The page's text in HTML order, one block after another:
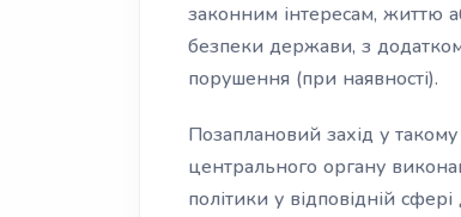
законним інтересам, життю
безпеки держави, з
порушення (при наявності).
Позаплановий захід у
центрального органу
політики у відповідній